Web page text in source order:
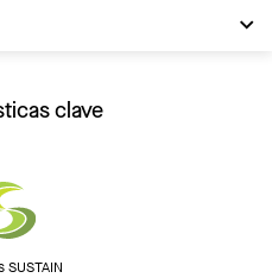
clave
SUSTAIN